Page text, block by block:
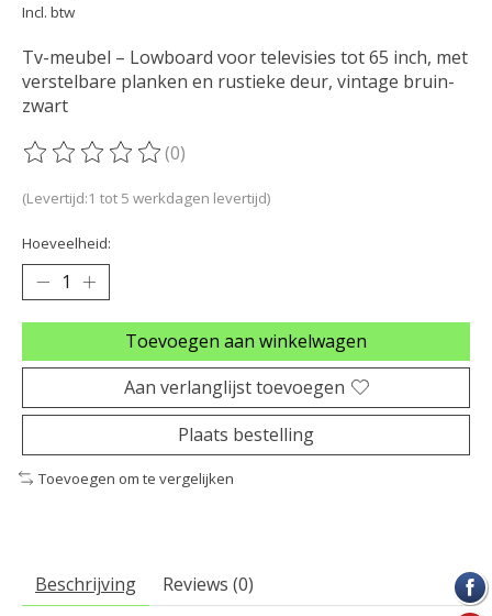
Incl. btw
Tv-meubel – Lowboard voor televisies tot 65 inch, met
verstelbare planken en rustieke deur, vintage bruin-
zwart
De beoordeling van dit product is
(0)
(Levertijd:1 tot 5 werkdagen levertijd)
Hoeveelheid:
Toevoegen aan winkelwagen
Aan verlanglijst toevoegen
Plaats bestelling
Toevoegen om te vergelijken
Beschrijving Reviews (0)